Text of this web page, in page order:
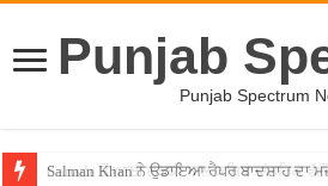
Punjab
Punjab Spectrum
Salman Khan ਨੇ ਉਡਾਇਆ ਰੈਪਰ ਬਾਦਸ਼ਾਹ